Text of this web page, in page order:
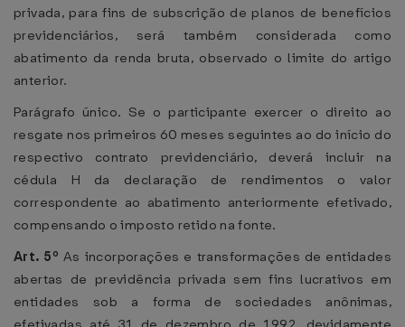
privada, para fins de subscrição de planos de benefícios
previdenciários, será também considerada como
abatimento da renda bruta, observado o limite do artigo
anterior.
Parágrafo único. Se o participante exercer o direito ao
resgate nos primeiros 60 meses seguintes ao do início do
respectivo contrato previdenciário, deverá incluir na
cédula H da declaração de rendimentos o valor
correspondente ao abatimento anteriormente efetivado,
compensando o imposto retido na fonte.
Art. 5º As incorporações e transformações de entidades
abertas de previdência privada sem fins lucrativos em
entidades sob a forma de sociedades anônimas,